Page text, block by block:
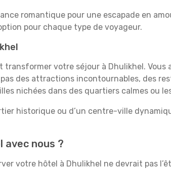
romantique pour une escapade en
pour chaque type de voyageur.
transformer votre séjour à Dhulikhel.
des attractions incontournables, des
nichées dans des quartiers calmes ou
historique ou d’un centre-ville
avec nous ?
votre hôtel à Dhulikhel ne devrait pas